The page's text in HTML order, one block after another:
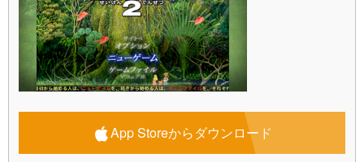
App Storeからダウンロード